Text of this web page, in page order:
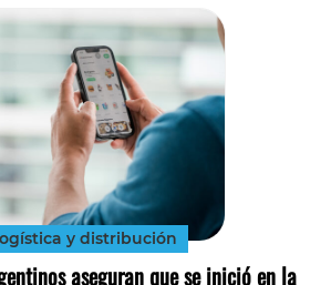
y distribución
aseguran que se inició en la